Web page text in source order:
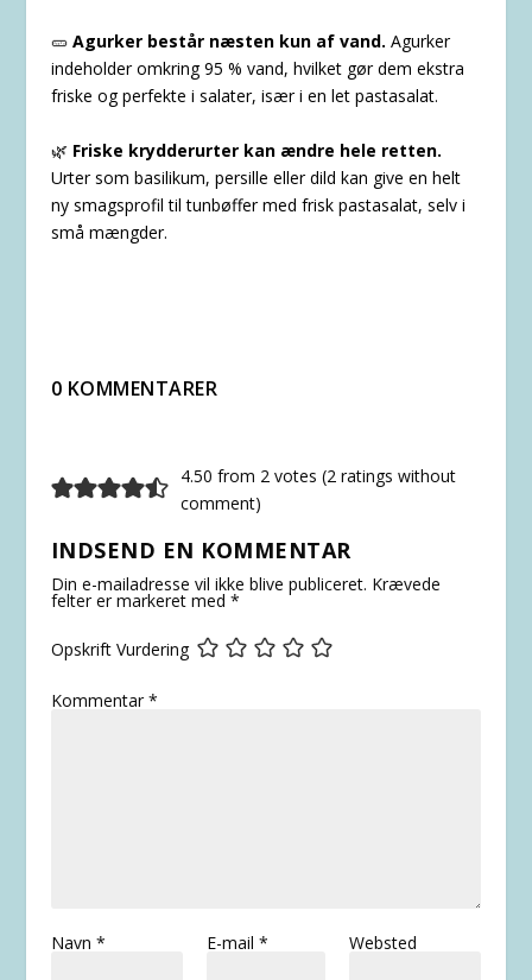
🥒 Agurker består næsten kun af vand. Agurker
indeholder omkring 95 % vand, hvilket gør dem ekstra
friske og perfekte i salater, især i en let pastasalat.
🌿 Friske krydderurter kan ændre hele retten.
Urter som basilikum, persille eller dild kan give en helt
ny smagsprofil til tunbøffer med frisk pastasalat, selv i
små mængder.
0 KOMMENTARER
4.50 from 2 votes (2 ratings without
comment)
INDSEND EN KOMMENTAR
Din e-mailadresse vil ikke blive publiceret. Krævede
felter er markeret med *
Opskrift Vurdering
Kommentar*
Navn * E-mail * Websted